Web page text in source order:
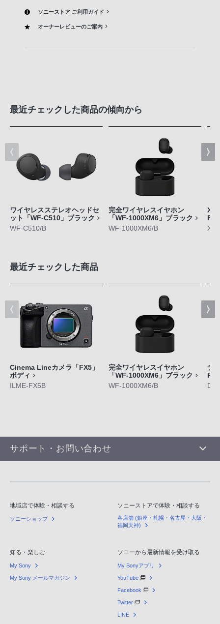
ソニーストア ご利用ガイド
オーナーレビューのご案内
最近チェックした商品の傾向から
ワイヤレスステレオヘッドセ
ット「WF-C510」ブラック
WF-C510/B
完全ワイヤレスイヤホン
「WF-1000XM6」ブラック
WF-1000XM6/B
最近チェックした商品
Cinema Lineカメラ「FX5」
ボディ
ILME-FX5B
完全ワイヤレスイヤホン
「WF-1000XM6」ブラック
WF-1000XM6/B
デ
サポート・お問い合わせ
地域店で体験・相談する
ソニーショップ
ソニーストアで体験・相談する
各店舗 (銀座・札幌・名古屋・大阪・
福岡天神)
知る・楽しむ
My Sony
My Sony メールマガジン
ソニーから最新情報を受け取る
My Sonyアプリ
YouTube
Facebook
Twitter
LINE